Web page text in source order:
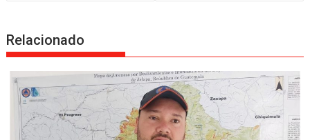
Relacionado